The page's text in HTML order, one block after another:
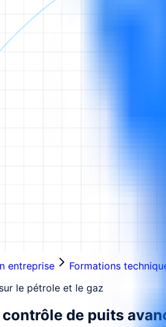
entreprise Formations
le pétrole et le gaz
de puits